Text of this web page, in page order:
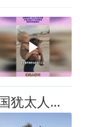
保护巴勒斯坦人有罪？7名美国犹太人被禁止入境，以色列够狠